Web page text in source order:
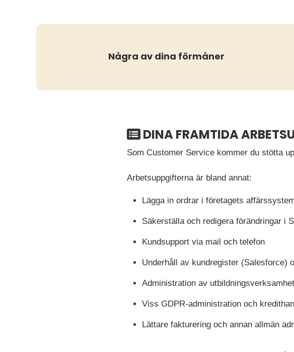
Några av dina förmåner
DINA FRAMTIDA
Som Customer Service kommer du stötta
Arbetsuppgifterna är bland annat:
Lägga in ordrar i företagets
Säkerställa och redigera förändringar i
Kundsupport via mail och telefon
Underhåll av kundregister (Salesforce)
Administration av utbildningsverksamhet
Viss GDPR-administration och
Lättare fakturering och annan allmän